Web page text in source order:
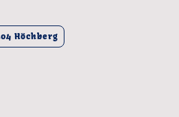
Höchberg